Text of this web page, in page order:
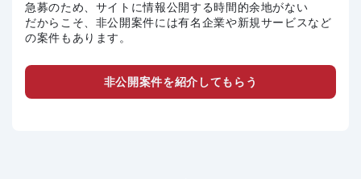
急募のため、サイトに情報公開する時間的余地がない
だからこそ、非公開案件には有名企業や新規サービスなど
の案件もあります。
非公開案件を紹介してもらう